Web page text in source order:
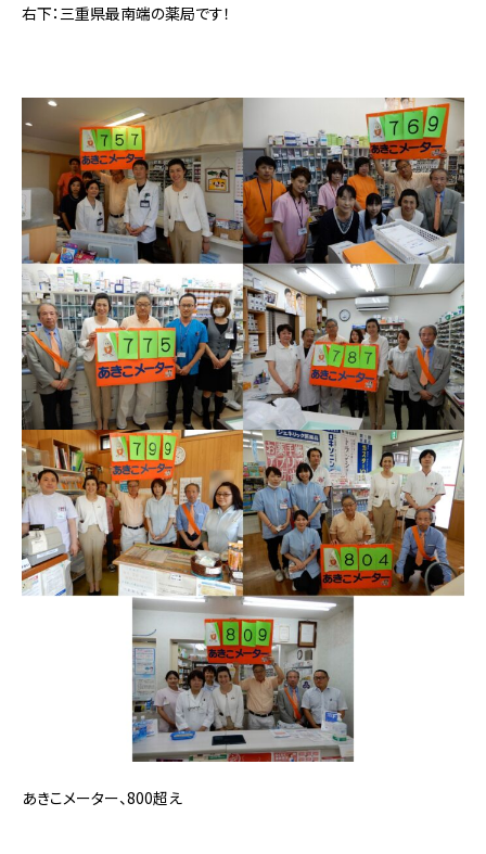
右下：三重県最南端の薬局です！
あきこメーター、800超え